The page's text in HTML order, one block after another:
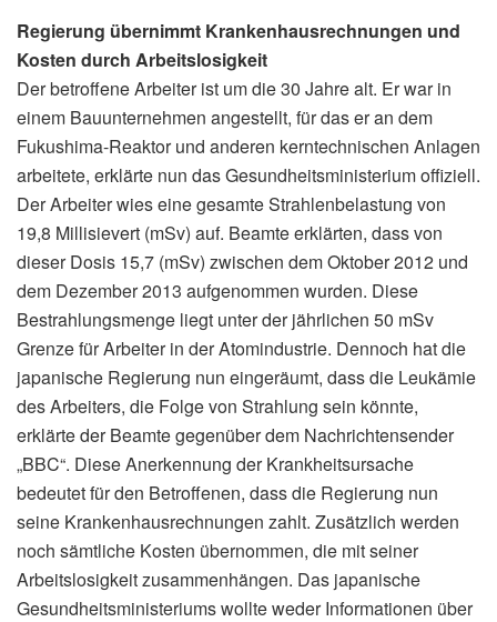
Regierung übernimmt Krankenhausrechnungen und
Kosten durch Arbeitslosigkeit
Der betroffene Arbeiter ist um die 30 Jahre alt. Er war in
einem Bauunternehmen angestellt, für das er an dem
Fukushima-Reaktor und anderen kerntechnischen Anlagen
arbeitete, erklärte nun das Gesundheitsministerium offiziell.
Der Arbeiter wies eine gesamte Strahlenbelastung von
19,8 Millisievert (mSv) auf. Beamte erklärten, dass von
dieser Dosis 15,7 (mSv) zwischen dem Oktober 2012 und
dem Dezember 2013 aufgenommen wurden. Diese
Bestrahlungsmenge liegt unter der jährlichen 50 mSv
Grenze für Arbeiter in der Atomindustrie. Dennoch hat die
japanische Regierung nun eingeräumt, dass die Leukämie
des Arbeiters, die Folge von Strahlung sein könnte,
erklärte der Beamte gegenüber dem Nachrichtensender
„BBC“. Diese Anerkennung der Krankheitsursache
bedeutet für den Betroffenen, dass die Regierung nun
seine Krankenhausrechnungen zahlt. Zusätzlich werden
noch sämtliche Kosten übernommen, die mit seiner
Arbeitslosigkeit zusammenhängen. Das japanische
Gesundheitsministeriums wollte weder Informationen über